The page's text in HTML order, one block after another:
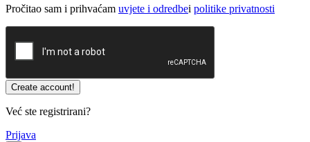
Pročitao sam i prihvaćam uvjete i odredbei politike privatnosti
Već ste registrirani?
Prijava